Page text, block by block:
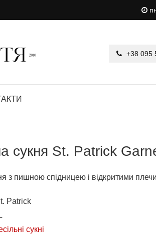
+38 095
сукня St. Patrick
з пишною спідницею і відкритими
Patrick
сукні